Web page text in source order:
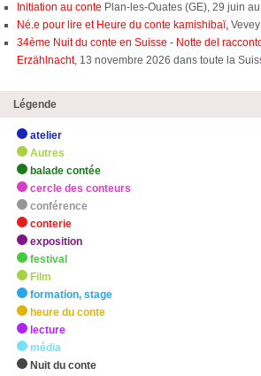
Initiation au conte Plan-les-Ouates (GE), 29 juin
Né.e pour lire et Heure du conte kamishibaï,
34ème Nuit du conte en Suisse - Notte del
Erzählnacht, 13 novembre 2026 dans toute la
Légende
atelier
Autres
balade contée
cercle des conteurs
conférence
conterie
exposition
festival
Film
formation, stage
heure du conte
lecture
média
Nuit du conte